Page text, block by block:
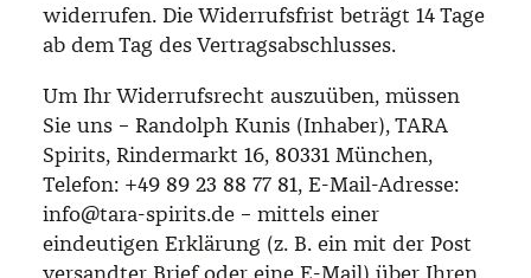
widerrufen. Die Widerrufsfrist beträgt 14 Tage
ab dem Tag des Vertragsabschlusses.
Um Ihr Widerrufsrecht auszuüben, müssen
Sie uns – Randolph Kunis (Inhaber), TARA
Spirits, Rindermarkt 16, 80331 München,
Telefon: +49 89 23 88 77 81, E-Mail-Adresse:
info@tara-spirits.de – mittels einer
eindeutigen Erklärung (z. B. ein mit der Post